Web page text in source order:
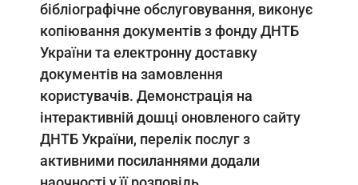
бібліографічне обслуговування, виконує
копіювання документів з фонду ДНТБ
України та електронну доставку
документів на замовлення
користувачів. Демонстрація на
інтерактивній дошці оновленого сайту
ДНТБ України, перелік послуг з
активними посиланнями додали